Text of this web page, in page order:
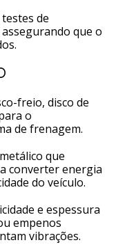
de
que o
freio, disco de
o
de frenagem.
que
converter energia
do veículo.
e espessura
empenos
vibrações.